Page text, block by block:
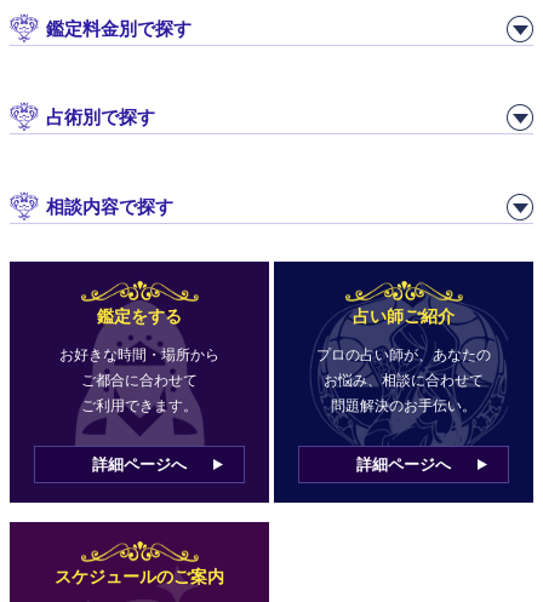
鑑定料金別で探す
占術別で探す
相談内容で探す
鑑定をする
お好きな時間・場所から
ご都合に合わせて
ご利用できます。
詳細ページへ
占い師ご紹介
プロの占い師が、あなたの
お悩み、相談に合わせて
問題解決のお手伝い。
詳細ページへ
スケジュールのご案内